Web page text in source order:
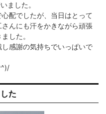
ました。
配でしたが、当日はとって
んにも汗をかきながら頑張
した。
感謝の気持ちでいっぱいで
た